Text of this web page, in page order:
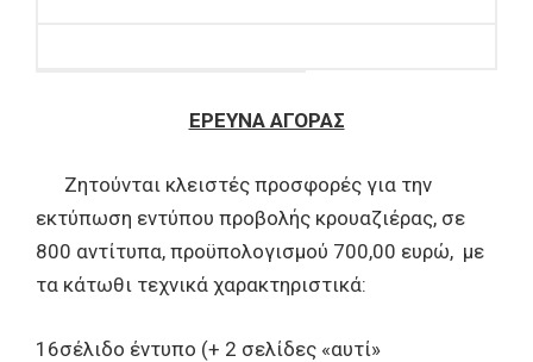
ΕΡΕΥΝΑ ΑΓΟΡΑΣ
Ζητούνται κλειστές προσφορές για την
εκτύπωση εντύπου προβολής κρουαζιέρας, σε
800 αντίτυπα, προϋπολογισμού 700,00 ευρώ, με
τα κάτωθι τεχνικά χαρακτηριστικά:
16σέλιδο έντυπο (+ 2 σελίδες «αυτί»